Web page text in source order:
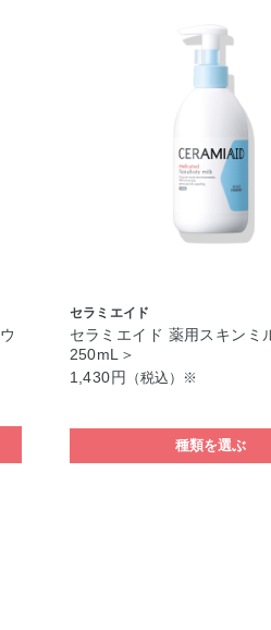
セラミエイド
セラミエイド 薬用スキンミ
250mL＞
1,430円
（税込）※
種類を選ぶ